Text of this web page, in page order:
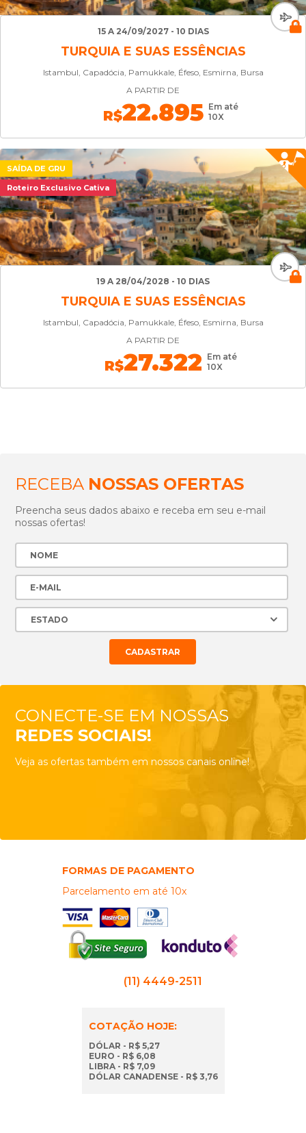
15 A 24/09/2027 - 10 DIAS
TURQUIA E SUAS ESSÊNCIAS
Istambul, Capadócia, Pamukkale, Éfeso, Esmirna, Bursa
A PARTIR DE
R$22.895 Em até
10X
SAÍDA DE GRU
Roteiro Exclusivo Cativa
19 A 28/04/2028 - 10 DIAS
TURQUIA E SUAS ESSÊNCIAS
Istambul, Capadócia, Pamukkale, Éfeso, Esmirna, Bursa
A PARTIR DE
R$27.322 Em até
10X
RECEBA NOSSAS OFERTAS
Preencha seus dados abaixo e receba em seu e-mail
nossas ofertas!
CONECTE-SE EM NOSSAS
REDES SOCIAIS!
Veja as ofertas também em nossos canais online!
FORMAS DE PAGAMENTO
Parcelamento em até 10x
(11) 4449-2511
COTAÇÃO HOJE:
DÓLAR - R$ 5,27
EURO - R$ 6,08
LIBRA - R$ 7,09
DÓLAR CANADENSE - R$ 3,76